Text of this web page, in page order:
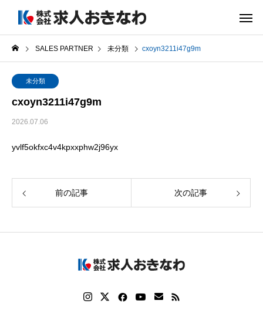
SALES PARTNER 未分類 cxoyn3211i47g9m
未分類
cxoyn3211i47g9m
2026.07.06
yvlf5okfxc4v4kpxxphw2j96yx
前の記事 次の記事